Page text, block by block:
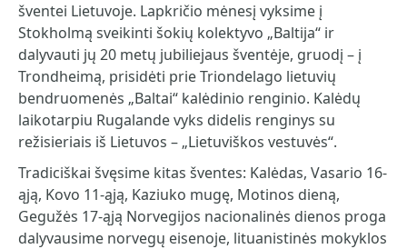
šventei Lietuvoje. Lapkričio mėnesį vyksime į
Stokholmą sveikinti šokių kolektyvo „Baltija“ ir
dalyvauti jų 20 metų jubiliejaus šventėje, gruodį – į
Trondheimą, prisidėti prie Triondelago lietuvių
bendruomenės „Baltai“ kalėdinio renginio. Kalėdų
laikotarpiu Rugalande vyks didelis renginys su
režisieriais iš Lietuvos – „Lietuviškos vestuvės“.
Tradiciškai švęsime kitas šventes: Kalėdas, Vasario 16-
ąją, Kovo 11-ąją, Kaziuko mugę, Motinos dieną,
Gegužės 17-ąją Norvegijos nacionalinės dienos proga
dalyvausime norvegų eisenoje, lituanistinės mokyklos